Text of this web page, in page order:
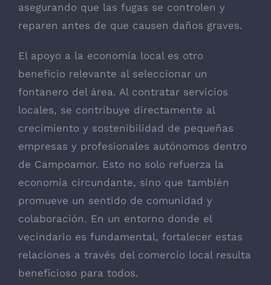
asegurando que las fugas se controlen y
reparen antes de que causen daños graves.
El apoyo a la economía local es otro
beneficio relevante al seleccionar un
fontanero del área. Al contratar servicios
locales, se contribuye directamente al
crecimiento y sostenibilidad de pequeñas
empresas y profesionales autónomos dentro
de Campoamor. Esto no solo refuerza la
economía circundante, sino que también
promueve un sentido de comunidad y
colaboración. En un entorno donde el
vecindario es fundamental, fortalecer estas
relaciones a través del comercio local resulta
beneficioso para todos.